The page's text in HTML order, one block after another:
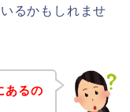
るかもしれませ
あるの